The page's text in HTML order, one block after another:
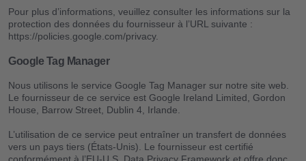
Pour plus d’informations, veuillez consulter les informations sur la
protection des données du fournisseur à l’URL suivante :
https://policies.google.com/privacy.
Google Tag Manager
Nous utilisons le service Google Tag Manager sur notre site web.
Le fournisseur de ce service est Google Ireland Limited, Gordon
House, Barrow Street, Dublin 4, Irlande.
L’utilisation de ce service peut entraîner un transfert de données
vers un pays tiers (États-Unis). Le fournisseur est certifié